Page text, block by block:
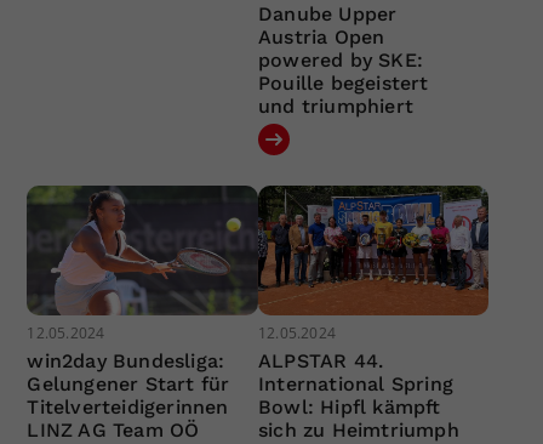
Danube Upper
Austria Open
powered by SKE:
Pouille begeistert
und triumphiert
12.05.2024
win2day Bundesliga:
Gelungener Start für
Titelverteidigerinnen
LINZ AG Team OÖ
12.05.2024
ALPSTAR 44.
International Spring
Bowl: Hipfl kämpft
sich zu Heimtriumph